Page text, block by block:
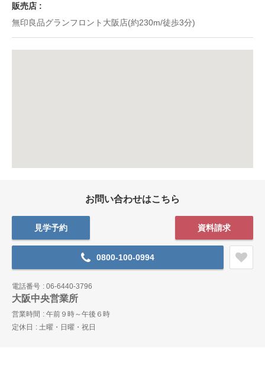
販売店
無印良品グランフロント大阪店(約230m/徒歩3分)
お問い合わせはこちら
見学予約 資料請求
0800-100-0994
電話番号 06-6440-3796
大阪中央営業所
営業時間
午前９時～午後６時
定休日
土曜・日曜・祝日